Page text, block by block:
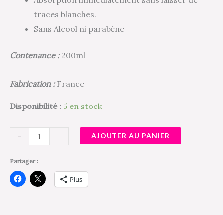
traces blanches.
Sans Alcool ni parabène
Contenance :200ml
Fabrication :France
Disponibilité : 5 en stock
- + AJOUTER AU PANIER
Partager :
Plus